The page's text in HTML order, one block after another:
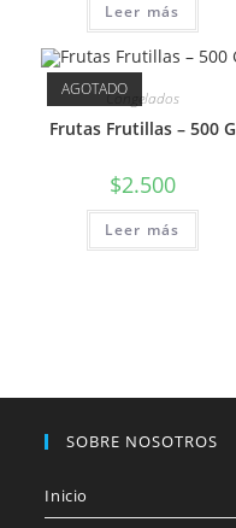
Leer más
AGOTADOCongelados
Frutas Frutillas – 500 G
$2.500
Leer más
SOBRE NOSOTROS
Inicio